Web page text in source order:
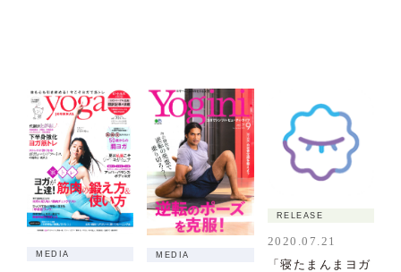
MEDIA MEDIA
RELEASE
2020.07.21
「寝たまんまヨガ